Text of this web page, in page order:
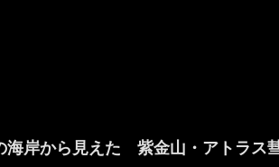
海岸から見えた 紫金山・アトラス